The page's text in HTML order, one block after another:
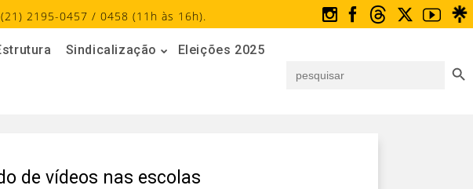
2195-0457 / 0458 (11h às 16h).
Sindicalização
Eleições 2025
for:
de vídeos nas escolas